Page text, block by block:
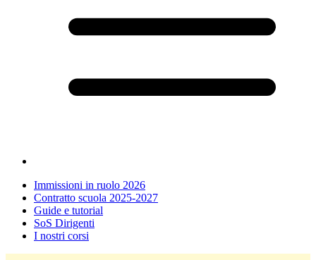
Immissioni in ruolo 2026
Contratto scuola 2025-2027
Guide e tutorial
SoS Dirigenti
I nostri corsi